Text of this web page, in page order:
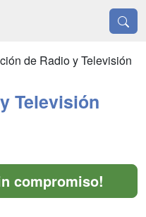
de Radio y Televisión
Televisión
compromiso!